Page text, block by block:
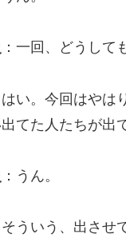
：一回、どうして
はい。今回はや
てた人たちが出
：うん。
そういう、出させ